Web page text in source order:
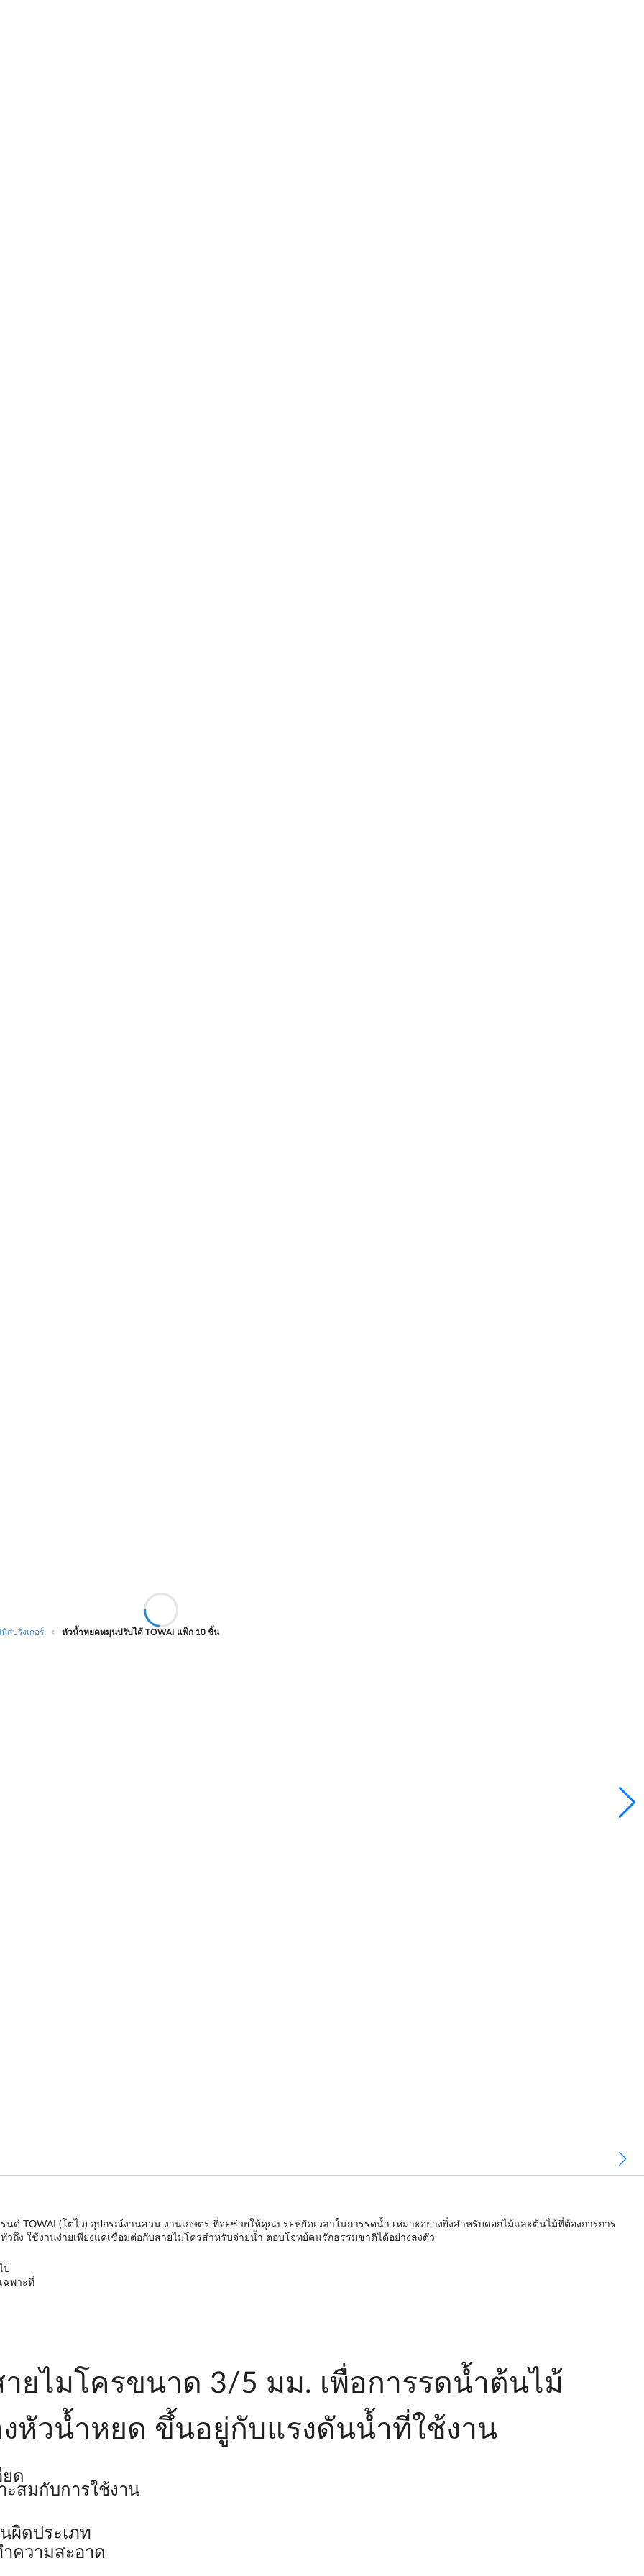
สปริงเกอร์ หัวน้ำหยดหมุนปรับได้ TOWAI แพ็ก 10 ชิ้น
TOWAI (โตไว) อุปกรณ์งานสวน งานเกษตร ที่จะช่วยให้คุณประหยัดเวลาในการรดน้ำ เหมาะอย่างยิ่งสำหรับดอกไม้และต้นไม้ที่ต้องการการ
ถึง ใช้งานง่ายเพียงแค่เชื่อมต่อกับสายไมโครสำหรับจ่ายน้ำ ตอบโจทย์คนรักธรรมชาติได้อย่างลงตัว
ป
ฉพาะที่
ยไมโครขนาด 3/5 มม. เพื่อการรดน้ำต้นไม้
หัวน้ำหยด ขึ้นอยู่กับแรงดันน้ำที่ใช้งาน
ด
ะสมกับการใช้งาน
ผิดประเภท
ความสะอาด